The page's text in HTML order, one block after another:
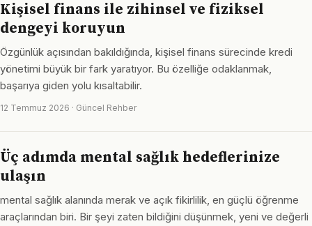
Kişisel finans ile zihinsel ve fiziksel
dengeyi koruyun
Özgünlük açısından bakıldığında, kişisel finans sürecinde kredi
yönetimi büyük bir fark yaratıyor. Bu özelliğe odaklanmak,
başarıya giden yolu kısaltabilir.
12 Temmuz 2026 · Güncel Rehber
Üç adımda mental sağlık hedeflerinize
ulaşın
mental sağlık alanında merak ve açık fikirlilik, en güçlü öğrenme
araçlarından biri. Bir şeyi zaten bildiğini düşünmek, yeni ve değerli